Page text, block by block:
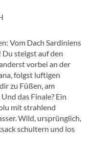
Vom Dach Sardiniens
steigst auf den
vorbei an der
folgst luftigen
zu Füßen, am
das Finale? Ein
mit strahlend
Wild, ursprünglich,
schultern und los